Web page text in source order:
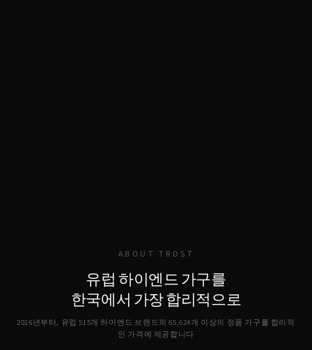
ABOUT TRDST
유럽 하이엔드 가구를
한국에서 가장 합리적으로
2016년부터, 유럽 515개 하이엔드 브랜드의65,624개 이상의 정품 가구를 합리적
인 가격에 제공합니다